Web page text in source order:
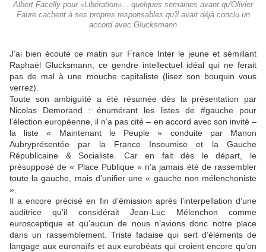
Albert Facelly pour «Libération»... quelques semaines avant qu'Olivier
Faure cachent à ses propres responsables qu'il avait déjà conclu un
accord avec Glucksmann
J’ai bien écouté ce matin sur France Inter le jeune et sémillant
Raphaël Glucksmann, ce gendre intellectuel idéal qui ne ferait
pas de mal à une mouche capitaliste (lisez son bouquin vous
verrez).
Toute son ambiguïté a été résumée dès la présentation par
Nicolas Demorand : énumérant les listes de #gauche pour
l’élection européenne, il n’a pas cité – en accord avec son invité –
la liste « Maintenant le Peuple » conduite par Manon
Aubryprésentée par la France Insoumise et la Gauche
Républicaine & Socialiste. Car en fait dès le départ, le
présupposé de « Place Publique » n’a jamais été de rassembler
toute la gauche, mais d’unifier une « gauche non mélenchoniste
».
Il a encore précisé en fin d’émission après l’interpellation d’une
auditrice qu’il considérait Jean-Luc Mélenchon comme
eurosceptique et qu’aucun de nous n’avions donc notre place
dans un rassemblement. Triste fadaise qui sert d’éléments de
langage aux euronaïfs et aux eurobéats qui croient encore qu’on